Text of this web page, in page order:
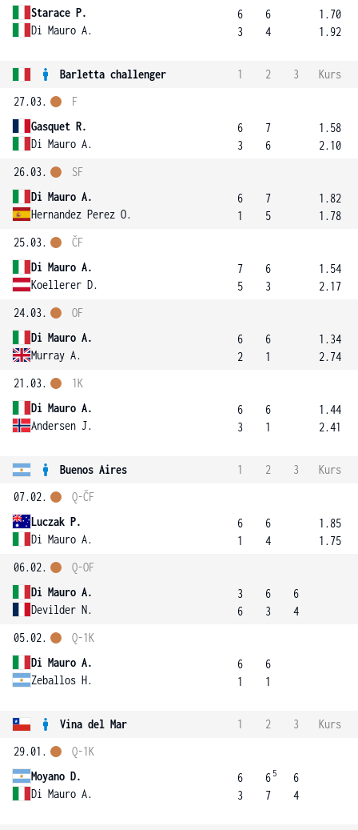
Starace P.
Di Mauro A.
6
3
6
4
1.70
1.92
Barletta challenger 1 2 3
Kurs
27.03.
Gasquet R.
Di Mauro A.
F
6
3
7
6
1.58
2.10
26.03.
Di Mauro A.
Hernandez Perez O.
SF
6
1
7
5
1.82
1.78
25.03.
Di Mauro A.
Koellerer D.
ČF
7
5
6
3
1.54
2.17
24.03.
Di Mauro A.
Murray A.
OF
6
2
6
1
1.34
2.74
21.03.
Di Mauro A.
Andersen J.
1K
6
3
6
1
1.44
2.41
Buenos Aires 1 2 3
Kurs
07.02.
Luczak P.
Di Mauro A.
Q-ČF
6
1
6
4
1.85
1.75
06.02.
Di Mauro A.
Devilder N.
Q-OF
3
6
6
3
6
4
05.02.
Di Mauro A.
Zeballos H.
Q-1K
6
1
6
1
Vina del Mar 1 2 3
Kurs
29.01.
Moyano D.
Di Mauro A.
Q-1K
6
3
6 5
7
6
4